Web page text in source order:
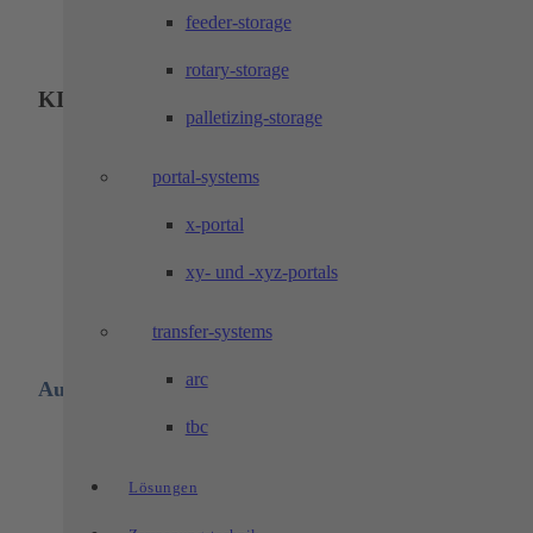
feeder-storage
rotary-storage
palletizing-storage
portal-systems
x-portal
xy- und -xyz-portals
transfer-systems
arc
tbc
Lösungen
KI-gestützte Workflow-Optimierung
Entwicklung von Lösungen zur Automatisierung
Einsatz moderner LLMs zur Unterstützung von
Integration von KI in bestehende digitale Workflows
Auf Dich warten folgende Herausforderungen:
Analyse aktueller KI-Trends im Maschinenbau
Unterstützung bei der Entwicklung prototypischer